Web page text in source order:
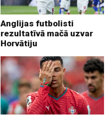
Anglijas futbolisti
rezultatīvā mačā uzvar
Horvātiju